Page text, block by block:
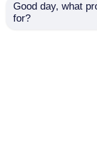
Good day, what
for?